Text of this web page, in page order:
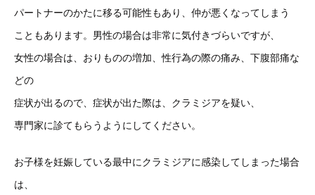
パートナーのかたに移る可能性もあり、仲が悪くなってしまう
こともあります。男性の場合は非常に気付きづらいですが、
女性の場合は、おりものの増加、性行為の際の痛み、下腹部痛な
どの
症状が出るので、症状が出た際は、クラミジアを疑い、
専門家に診てもらうようにしてください。
お子様を妊娠している最中にクラミジアに感染してしまった場合
は、